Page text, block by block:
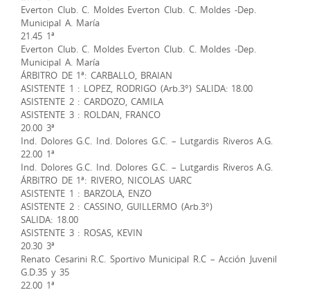
Everton Club. C. Moldes Everton Club. C. Moldes -Dep.
Municipal A. María
21.45 1ª
Everton Club. C. Moldes Everton Club. C. Moldes -Dep.
Municipal A. María
ÁRBITRO DE 1ª: CARBALLO, BRAIAN
ASISTENTE 1 : LOPEZ, RODRIGO (Arb.3°) SALIDA: 18.00
ASISTENTE 2 : CARDOZO, CAMILA
ASISTENTE 3 : ROLDAN, FRANCO
20.00 3ª
Ind. Dolores G.C. Ind. Dolores G.C. – Lutgardis Riveros A.G.
22.00 1ª
Ind. Dolores G.C. Ind. Dolores G.C. – Lutgardis Riveros A.G.
ÁRBITRO DE 1ª: RIVERO, NICOLAS UARC
ASISTENTE 1 : BARZOLA, ENZO
ASISTENTE 2 : CASSINO, GUILLERMO (Arb.3°)
SALIDA: 18.00
ASISTENTE 3 : ROSAS, KEVIN
20.30 3ª
Renato Cesarini R.C. Sportivo Municipal R.C – Acción Juvenil
G.D.35 y 35
22.00 1ª